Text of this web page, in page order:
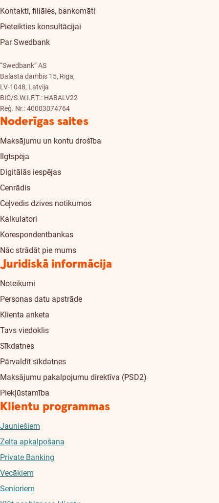
Kontakti, filiāles, bankomāti
Pieteikties konsultācijai
Par Swedbank
“Swedbank” AS
Balasta dambis 15, Rīga,
LV-1048, Latvija
BIC/S.W.I.F.T.: HABALV22
Reģ. Nr.: 40003074764
Noderīgas saites
Maksājumu un kontu drošība
Ilgtspēja
Digitālās iespējas
Cenrādis
Ceļvedis dzīves notikumos
Kalkulatori
Korespondentbankas
Nāc strādāt pie mums
Juridiskā informācija
Noteikumi
Personas datu apstrāde
Klienta anketa
Tavs viedoklis
Sīkdatnes
Pārvaldīt sīkdatnes
Maksājumu pakalpojumu direktīva (PSD2)
Piekļūstamība
Klientu programmas
Jauniešiem
Zelta apkalpošana
Private Banking
Vecākiem
Senioriem